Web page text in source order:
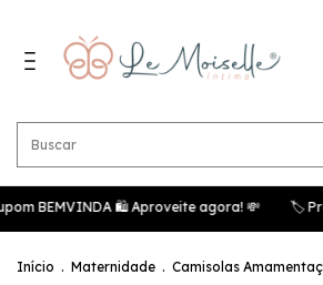
BEMVINDA 🛍️ Aproveite agora! 💸 🏷️
Início . Maternidade . Camisolas